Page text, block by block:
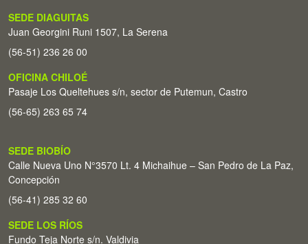
SEDE DIAGUITAS
Juan Georgini Runi 1507, La Serena
(56-51) 236 26 00
OFICINA CHILOÉ
Pasaje Los Queltehues s/n, sector de Putemun, Castro
(56-65) 263 65 74
SEDE BIOBÍO
Calle Nueva Uno N°3570 Lt. 4 Michaihue – San Pedro de La Paz,
Concepción
(56-41) 285 32 60
SEDE LOS RÍOS
Fundo Teja Norte s/n. Valdivia